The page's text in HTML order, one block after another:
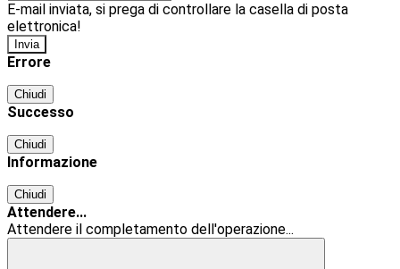
E-mail inviata, si prega di controllare la casella di posta
elettronica!
Errore
Chiudi
Successo
Chiudi
Informazione
Chiudi
Attendere...
Attendere il completamento dell'operazione...